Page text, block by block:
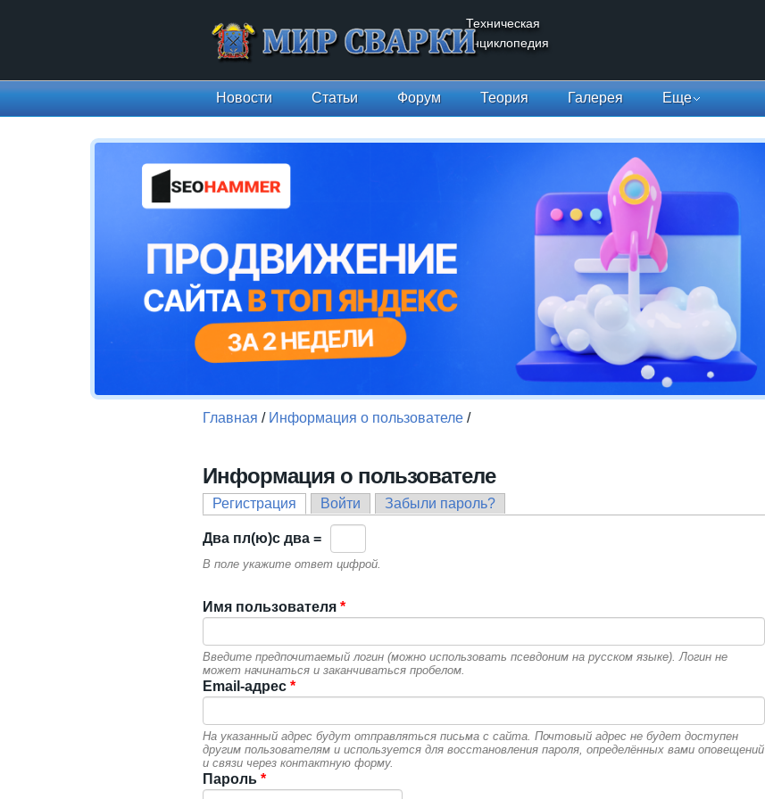
Техническая
энциклопедия
Новости Статьи Форум Теория Галерея Еще
Главная / Информация о пользователе /
Информация о пользователе
Главные вкладки
Регистрация (активная вкладка)
Войти Забыли пароль?
Двa пл(ю)c двa =
В поле укажите ответ цифрой.
Имя пользователя *
Введите предпочитаемый логин (можно использовать псевдоним на русском языке). Логин не
может начинаться и заканчиваться пробелом.
Email-адрес *
На указанный адрес будут отправляться письма с сайта. Почтовый адрес не будет доступен
другим пользователям и используется для восстановления пароля, определённых вами оповещений
и связи через контактную форму.
Пароль *